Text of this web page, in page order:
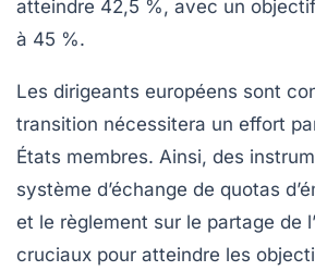
atteindre 42,5 %, avec un
à 45 %.
Les dirigeants européens sont
transition nécessitera un effort
États membres. Ainsi, des
système d’échange de quotas
et le règlement sur le partage de
cruciaux pour atteindre les